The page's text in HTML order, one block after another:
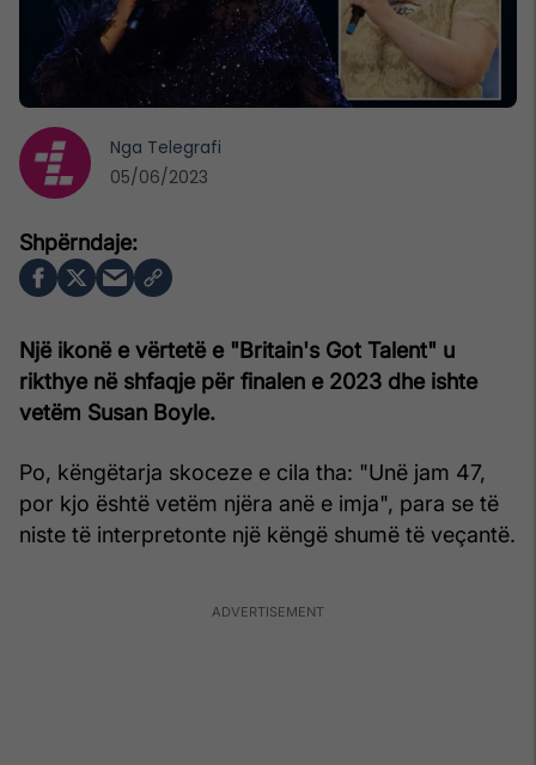
Një ikonë e vërtetë e "Britain's Got Talent" u
rikthye në shfaqje për finalen e 2023 dhe ishte
vetëm Susan Boyle.
Po, këngëtarja skoceze e cila tha: "Unë jam 47,
por kjo është vetëm njëra anë e imja", para se të
niste të interpretonte një këngë shumë të veçantë.
Nga Telegrafi
05/06/2023